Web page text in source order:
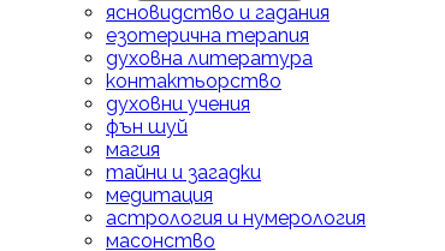
ясновидство и гадания
езотерична терапия
духовна литература
контактьорство
духовни учения
фън шуй
магия
тайни и загадки
медитация
астрология и нумерология
масонство